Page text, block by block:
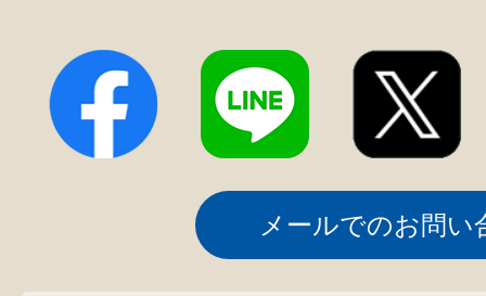
メールでのお問い